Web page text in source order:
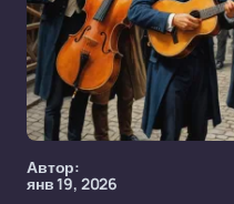
Автор:
янв 19, 2026